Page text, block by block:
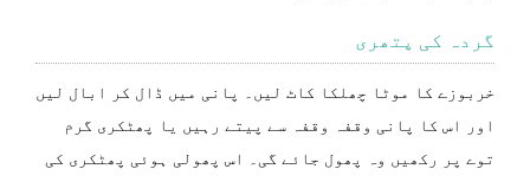
گردہ کی پتھری
خربوزے کا موٹا چھلکا کاٹ لیں۔ پانی میں ڈال کر ابال لیں
اور اس کا پانی وقفہ وقفہ سے پیتے رہیں یا پھٹکری گرم
توے پر رکھیں وہ پھول جائے گی۔ اس پھولی ہوئی پھٹکری کی